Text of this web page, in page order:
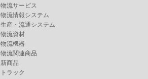
物流サービス
物流情報システム
生産・流通システム
物流資材
物流機器
物流関連商品
新商品
トラック